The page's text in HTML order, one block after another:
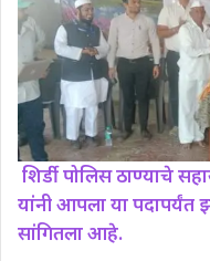
शिर्डी पोलिस ठाण्याचे
यांनी आपला या पदापर्यंत
सांगितला आहे.